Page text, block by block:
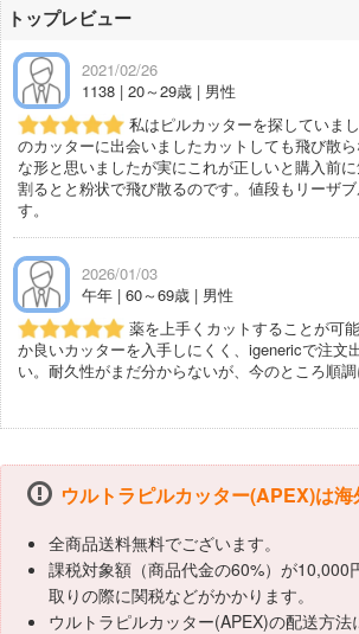
トップレビュー
2021/02/26
1138 | 20～29歳 | 男性
私はピルカッターを探していま
のカッターに出会いましたカットしても飛び散
な形と思いましたが実にこれが正しいと購入前
割るとと粉状で飛び散るのです。値段もリーザ
す。
2026/01/03
午年 | 60～69歳 | 男性
薬を上手くカットすることが可
か良いカッターを入手しにくく、igenericで注文
い。耐久性がまだ分からないが、今のところ順
ウルトラピルカッター(APEX)は海
全商品送料無料でございます。
課税対象額（商品代金の60%）が10,000
取りの際に関税などがかかります。
ウルトラピルカッター(APEX)の配送方